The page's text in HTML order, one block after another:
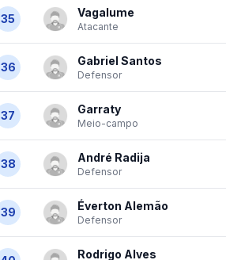
35 Vagalume
Atacante
36 Gabriel Santos
Defensor
37 Garraty
Meio-campo
38 André Radija
Defensor
39 Éverton Alemão
Defensor
Rodrigo Alves